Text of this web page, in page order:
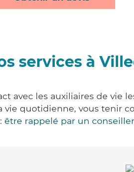
services à
avec les auxiliaires de vie
vie quotidienne, vous tenir
être rappelé par un conseiller